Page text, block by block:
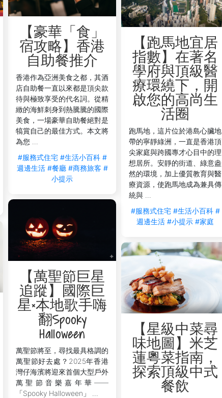
【豪華「食」
宿攻略】香港
自助餐推介
香港作為亞洲美食之都，其酒
店自助餐一直以來都是頂尖款
待與極致享受的代名詞。從精
緻的海鮮刺身到熱騰騰的國際
美食，一場豪華自助餐絕對是
犒賞自己的最佳方式。本文將
為您 ...
#服務式住宅 #生活小百科 #
週邊生活 #餐廳 #商務旅客 #
小提示
【跑馬地宜居
指數】在著名
學府與頂級醫
療環繞下，開
啟您的高尚生
活圈
跑馬地，這片位於港島心臟地
帶的寧靜綠洲，一直是香港頂
尖家庭與跨國專才心目中的理
想居所。安靜的街道、綠意盎
然的環境，加上優質教育與醫
療資源，使跑馬地成為兼具傳
統與 ...
#服務式住宅 #生活小百科 #
週邊生活 #小提示 #家庭
【萬聖節巨星
追蹤】國際巨
星×本地歌手嗨
翻Spooky
Halloween
萬聖節將至，尋找最具格調的
萬聖節好去處？2025年香港
灣仔海濱將迎來首個大型戶外
萬聖節音樂嘉年華——
「Spooky Halloween」 ...
【星級中菜尋
味地圖】米芝
蓮粵菜指南，
探索頂級中式
餐飲